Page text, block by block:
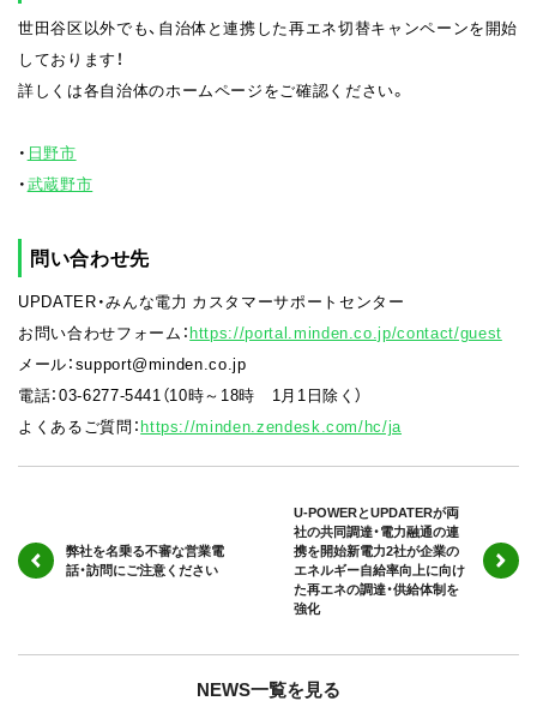
世田谷区以外でも、自治体と連携した再エネ切替キャンペーンを開始
しております！
詳しくは各自治体のホームページをご確認ください。
・ 日野市
・武蔵野市
問い合わせ先
UPDATER・みんな電力 カスタマーサポートセンター
お問い合わせフォーム：https://portal.minden.co.jp/contact/guest
メール：support@minden.co.jp
電話：03-6277-5441（10時～18時 1月1日除く）
よくあるご質問：https://minden.zendesk.com/hc/ja
弊社を名乗る不審な営業電
話・訪問にご注意ください
U-POWERとUPDATERが両
社の共同調達・電力融通の連
携を開始新電力2社が企業の
エネルギー自給率向上に向け
た再エネの調達・供給体制を
強化
NEWS一覧を見る